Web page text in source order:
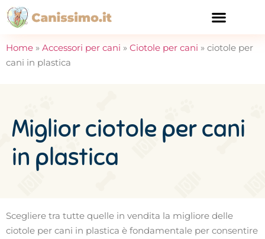
Home » Accessori per cani » Ciotole per cani » ciotole per
cani in plastica
Miglior ciotole per cani
in plastica
Scegliere tra tutte quelle in vendita la migliore delle
ciotole per cani in plastica è fondamentale per consentire